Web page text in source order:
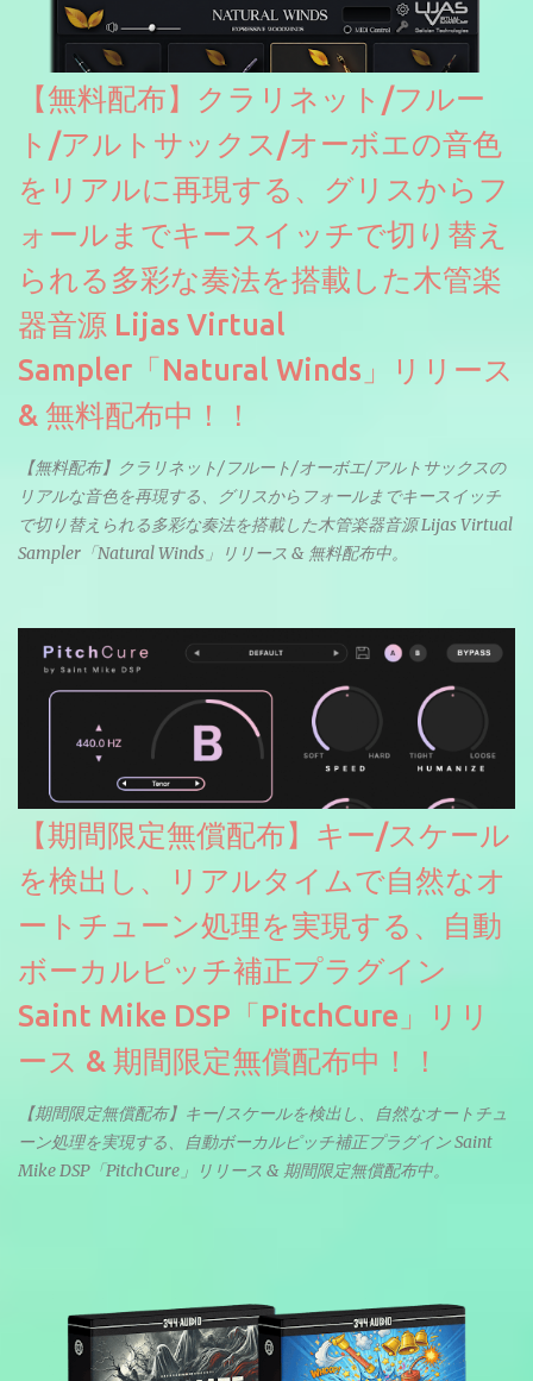
【無料配布】クラリネット/フルー
ト/アルトサックス/オーボエの音色
をリアルに再現する、グリスからフ
ォールまでキースイッチで切り替え
られる多彩な奏法を搭載した木管楽
器音源 Lijas Virtual
Sampler「Natural Winds」リリース
& 無料配布中！！
【無料配布】クラリネット/フルート/オーボエ/アルトサックスの
リアルな音色を再現する、グリスからフォールまでキースイッチ
で切り替えられる多彩な奏法を搭載した木管楽器音源 Lijas Virtual
Sampler「Natural Winds」リリース & 無料配布中。
【期間限定無償配布】キー/スケール
を検出し、リアルタイムで自然なオ
ートチューン処理を実現する、自動
ボーカルピッチ補正プラグイン
Saint Mike DSP「PitchCure」リリ
ース & 期間限定無償配布中！！
【期間限定無償配布】キー/スケールを検出し、自然なオートチュ
ーン処理を実現する、自動ボーカルピッチ補正プラグイン Saint
Mike DSP「PitchCure」リリース & 期間限定無償配布中。